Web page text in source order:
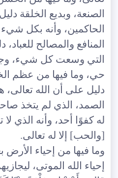
الصنعة، وبديع الخلقة
الحاكمين، وأنه بكل
المنافع والمصالح
التي وسعت كل شيء،
حي، وما فيها من عظم
دليل على أن الله تعالى،
الصمد، الذي لم يتخذ
له كفوًا أحد، وأنه الذي لا
[والحب] إلا له تعالى.
وما فيها من إحياء الأرض
إحياء الله الموتى،